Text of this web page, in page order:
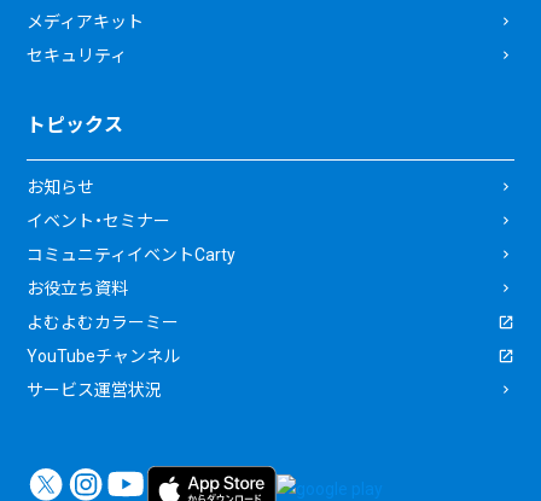
メディアキット
セキュリティ
トピックス
お知らせ
イベント・セミナー
コミュニティイベントCarty
お役立ち資料
よむよむカラーミー
YouTubeチャンネル
サービス運営状況